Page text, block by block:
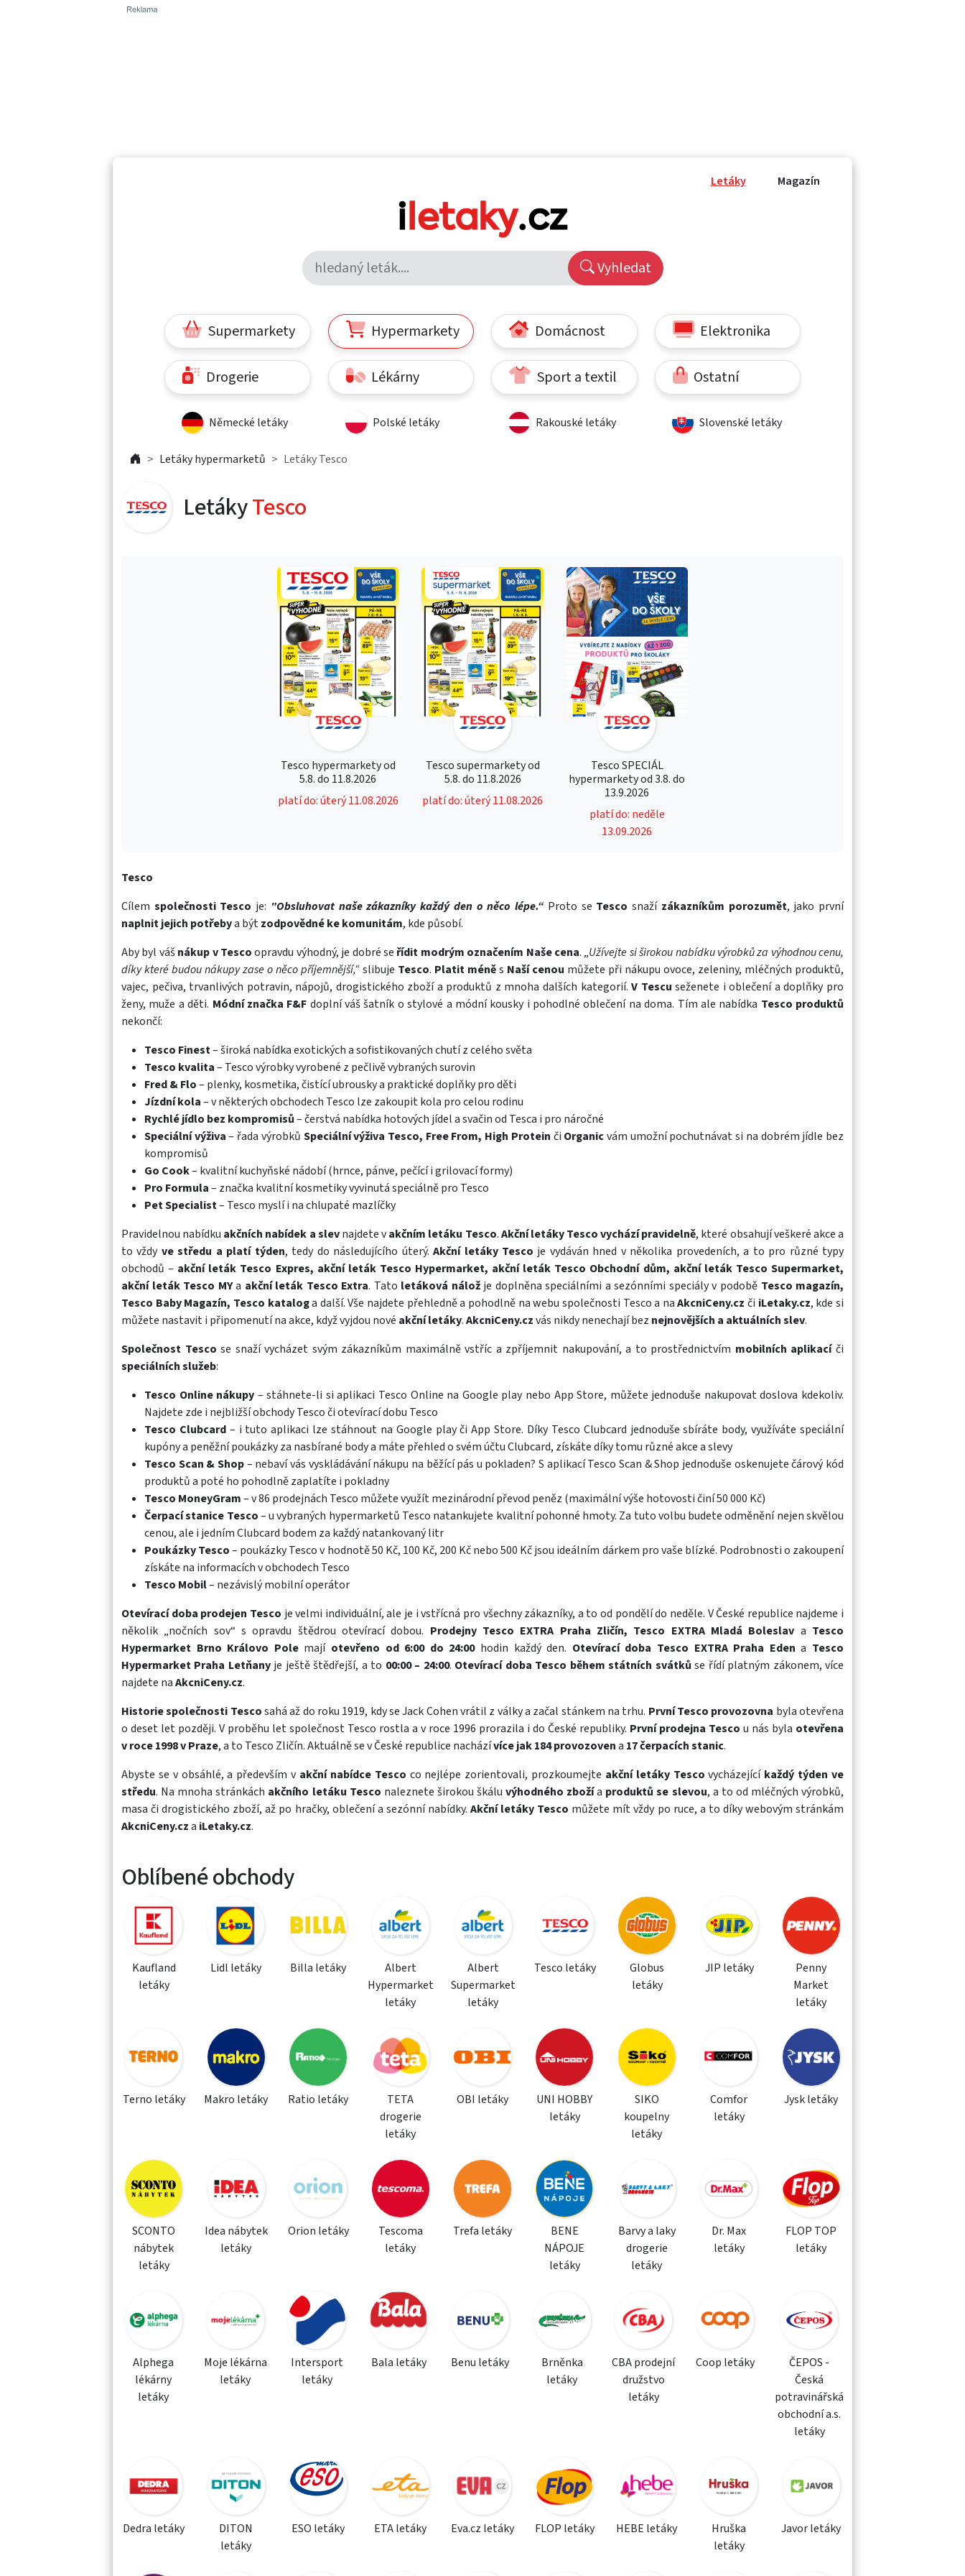
Letáky Magazín
Vyhledat
Supermarkety Hypermarkety Domácnost Elektronika
Drogerie Lékárny Sport a textil Ostatní
Německé letáky Polské letáky Rakouské letáky Slovenské letáky
Letáky hypermarketů Letáky Tesco
LetákyTesco
Tesco hypermarkety od
5.8. do 11.8.2026
platí do: úterý 11.08.2026
Tesco supermarkety od
5.8. do 11.8.2026
platí do: úterý 11.08.2026
Tesco SPECIÁL
hypermarkety od 3.8. do
13.9.2026
platí do: neděle
13.09.2026
Tesco
Cílem společnosti Tesco je: "Obsluhovat naše zákazníky každý den o něco lépe.“ Proto se Tesco snaží zákazníkům porozumět, jako první
naplnit jejich potřebya býtzodpovědné ke komunitám, kde působí.
Aby byl vášnákup v Tescoopravdu výhodný, je dobré se řídit modrým označením Naše cena. „Užívejte si širokou nabídku výrobků za výhodnou cenu,
díky které budou nákupy zase o něco příjemnější,“slibuje Tesco. Platit méněs Naší cenou můžete při nákupu ovoce, zeleniny, mléčných produktů,
vajec, pečiva, trvanlivých potravin, nápojů, drogistického zboží a produktů z mnoha dalších kategorií.V Tescu seženete i oblečení a doplňky pro
ženy, muže a děti. Módní značka F&F doplní váš šatník o stylové a módní kousky i pohodlné oblečení na doma. Tím ale nabídka Tesco produktů
nekončí:
Tesco Finest– široká nabídka exotických a sofistikovaných chutí z celého světa
Tesco kvalita– Tesco výrobky vyrobené z pečlivě vybraných surovin
Fred & Flo– plenky, kosmetika, čistící ubrousky a praktické doplňky pro děti
Jízdní kola– v některých obchodech Tesco lze zakoupit kola pro celou rodinu
Rychlé jídlo bez kompromisů– čerstvá nabídka hotových jídel a svačin od Tesca i pro náročné
Speciální výživa– řada výrobků Speciální výživa Tesco, Free From, High Protein či Organicvám umožní pochutnávat si na dobrém jídle bez
kompromisů
Go Cook– kvalitní kuchyňské nádobí (hrnce, pánve, pečící i grilovací formy)
Pro Formula– značka kvalitní kosmetiky vyvinutá speciálně pro Tesco
Pet Specialist– Tesco myslí i na chlupaté mazlíčky
Pravidelnou nabídku akčních nabídek a slevnajdete vakčním letáku Tesco.Akční letáky Tescovychází pravidelně, které obsahují veškeré akce a
to vždy ve středu a platí týden, tedy do následujícího úterý.Akční letáky Tesco je vydáván hned v několika provedeních, a to pro různé typy
obchodů – akční leták Tesco Expres, akční leták Tesco Hypermarket, akční leták Tesco Obchodní dům, akční leták Tesco Supermarket,
akční leták Tesco MYa akční leták Tesco Extra. Tato letáková nálož je doplněna speciálními a sezónními speciály v podobě Tesco magazín,
Tesco Baby Magazín, Tesco kataloga další. Vše najdete přehledně a pohodlně na webu společnosti Tesco a naAkcniCeny.cz či iLetaky.cz, kde si
můžete nastavit i připomenutí na akce, když vyjdou nové akční letáky.AkcniCeny.czvás nikdy nenechají bez nejnovějších a aktuálních slev.
Společnost Tesco se snaží vycházet svým zákazníkům maximálně vstříc a zpříjemnit nakupování, a to prostřednictvím mobilních aplikacíči
speciálních služeb:
Tesco Online nákupy – stáhnete-li si aplikaci Tesco Online na Google play nebo App Store, můžete jednoduše nakupovat doslova kdekoliv.
Najdete zde i nejbližší obchody Tesco či otevírací dobu Tesco
Tesco Clubcard– i tuto aplikaci lze stáhnout na Google play či App Store. Díky Tesco Clubcard jednoduše sbíráte body, využíváte speciální
kupóny a peněžní poukázky za nasbírané body a máte přehled o svém účtu Clubcard, získáte díky tomu různé akce a slevy
Tesco Scan & Shop– nebaví vás vyskládávání nákupu na běžící pás u pokladen? S aplikací Tesco Scan & Shop jednoduše oskenujete čárový kód
produktů a poté ho pohodlně zaplatíte i pokladny
Tesco MoneyGram– v 86 prodejnách Tesco můžete využít mezinárodní převod peněz (maximální výše hotovosti činí 50 000 Kč)
Čerpací stanice Tesco– u vybraných hypermarketů Tesco natankujete kvalitní pohonné hmoty. Za tuto volbu budete odměnění nejen skvělou
cenou, ale i jedním Clubcard bodem za každý natankovaný litr
Poukázky Tesco– poukázky Tesco v hodnotě 50 Kč, 100 Kč, 200 Kč nebo 500 Kč jsou ideálním dárkem pro vaše blízké. Podrobnosti o zakoupení
získáte na informacích v obchodech Tesco
Tesco Mobil– nezávislý mobilní operátor
Otevírací doba prodejen Tesco je velmi individuální, ale je i vstřícná pro všechny zákazníky, a to od pondělí do neděle. V České republice najdeme i
několik „nočních sov“ s opravdu štědrou otevírací dobou. Prodejny Tesco EXTRA Praha Zličín, Tesco EXTRA Mladá Boleslav a Tesco
Hypermarket Brno Královo Polemají otevřeno od 6:00 do 24:00hodin každý den. Otevírací doba Tesco EXTRA Praha Eden a Tesco
Hypermarket Praha Letňanyje ještě štědřejší, a to 00:00 – 24:00. Otevírací doba Tesco během státních svátků se řídí platným zákonem, více
najdete naAkcniCeny.cz.
Historie společnosti Tescosahá až do roku 1919, kdy se Jack Cohen vrátil z války a začal stánkem na trhu. První Tesco provozovna byla otevřena
o deset let později. V proběhu let společnost Tesco rostla a v roce 1996 prorazila i do České republiky. První prodejna Tesco u nás byla otevřena
v roce 1998 v Praze, a to Tesco Zličín. Aktuálně se v České republice nacházívíce jak 184 provozovena 17 čerpacích stanic.
Abyste se v obsáhlé, a především v akční nabídce Tesco co nejlépe zorientovali, prozkoumejte akční letáky Tesco vycházející každý týden ve
středu. Na mnoha stránkách akčního letáku Tesco naleznete širokou škáluvýhodného zbožía produktů se slevou, a to od mléčných výrobků,
masa čidrogistického zboží, až po hračky, oblečenía sezónní nabídky. Akční letáky Tesco můžete mít vždy po ruce, a to díky webovým stránkám
AkcniCeny.cza iLetaky.cz.
Oblíbené obchody
Kaufland
letáky
Lidl letáky Billa letáky
Albert
Hypermarket
letáky
Albert
Supermarket
letáky
Tesco letáky
Globus
letáky
JIP letáky
Penny
Market
letáky
Terno letáky Makro letáky Ratio letáky
TETA
drogerie
letáky
OBI letáky
UNI HOBBY
letáky
SIKO
koupelny
letáky
Comfor
letáky
Jysk letáky
SCONTO
nábytek
letáky
Idea nábytek
letáky
Orion letáky
Tescoma
letáky
Trefa letáky
BENE
NÁPOJE
letáky
Barvy a laky
drogerie
letáky
Dr. Max
letáky
FLOP TOP
letáky
Alphega
lékárny
letáky
Moje lékárna
letáky
Intersport
letáky
Bala letáky Benu letáky
Brněnka
letáky
CBA prodejní
družstvo
letáky
Coop letáky
ČEPOS -
Česká
potravinářská
obchodní a.s.
letáky
Dedra letáky
DITON
letáky
ESO letáky ETA letáky Eva.cz letáky FLOP letáky HEBE letáky
Hruška
letáky
Javor letáky